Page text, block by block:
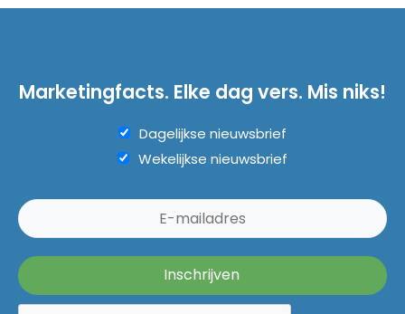
Marketingfacts. Elke dag vers. Mis niks!
Dagelijkse nieuwsbrief
Wekelijkse nieuwsbrief